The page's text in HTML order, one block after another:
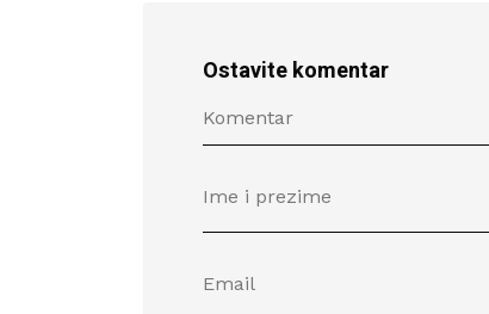
Ostavite komentar